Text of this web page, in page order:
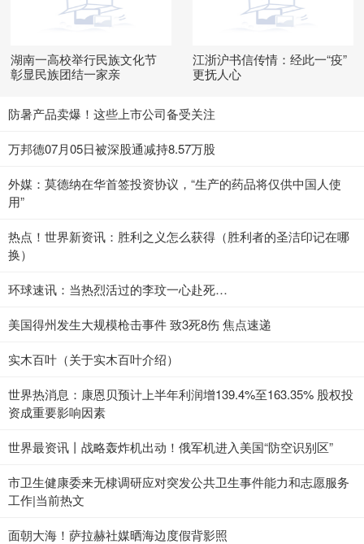
湖南一高校举行民族文化节
彰显民族团结一家亲
江浙沪书信传情：经此一“疫”
更抚人心
防暑产品卖爆！这些上市公司备受关注
万邦德07月05日被深股通减持8.57万股
外媒：莫德纳在华首签投资协议，“生产的药品将仅供中国人使
用”
热点！世界新资讯：胜利之义怎么获得（胜利者的圣洁印记在哪
换）
环球速讯：当热烈活过的李玟一心赴死…
美国得州发生大规模枪击事件 致3死8伤 焦点速递
实木百叶（关于实木百叶介绍）
世界热消息：康恩贝预计上半年利润增139.4%至163.35% 股权投
资成重要影响因素
世界最资讯丨战略轰炸机出动！俄军机进入美国“防空识别区”
市卫生健康委来无棣调研应对突发公共卫生事件能力和志愿服务
工作|当前热文
面朝大海！萨拉赫社媒晒海边度假背影照